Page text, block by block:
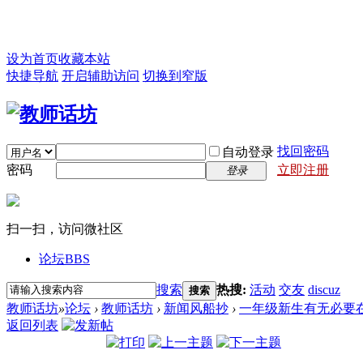
设为首页收藏本站
快捷导航 开启辅助访问 切换到窄版
自动登录 找回密码
密码
登录 立即注册
扫一扫，访问微社区
论坛BBS
搜索 搜索 热搜: 活动 交友 discuz
教师话坊»论坛 › 教师话坊 › 新闻风船抄 › 一年级新生有无必要
返回列表